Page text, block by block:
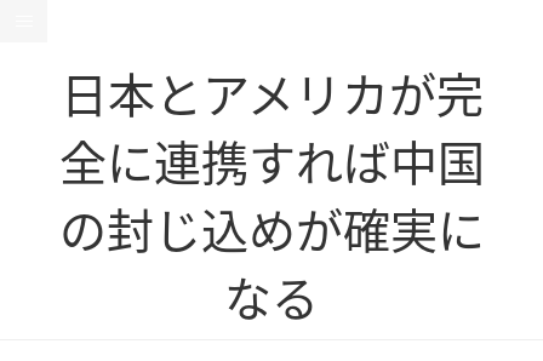
日本とアメリカが完
全に連携すれば中国
の封じ込めが確実に
なる